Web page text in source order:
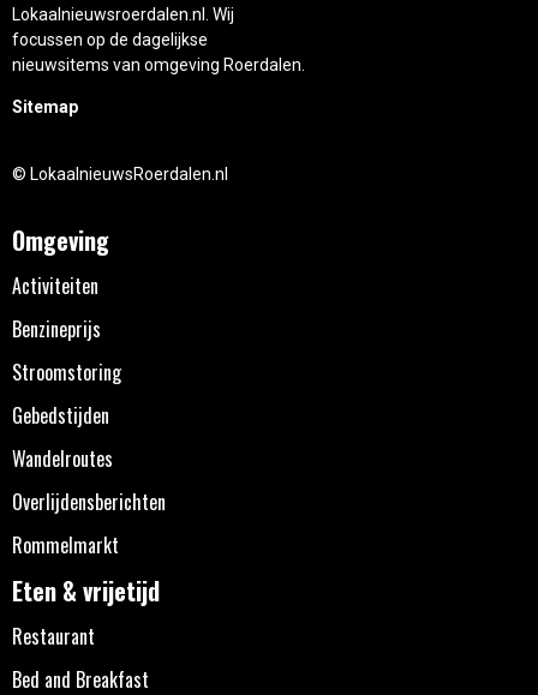
Lokaalnieuwsroerdalen.nl. Wij
focussen op de dagelijkse
nieuwsitems van omgeving Roerdalen.
Sitemap
© LokaalnieuwsRoerdalen.nl
Omgeving
Activiteiten
Benzineprijs
Stroomstoring
Gebedstijden
Wandelroutes
Overlijdensberichten
Rommelmarkt
Eten & vrijetijd
Restaurant
Bed and Breakfast